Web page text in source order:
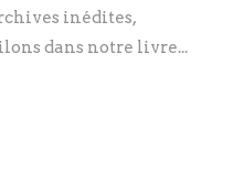
inédites,
dans notre livre...